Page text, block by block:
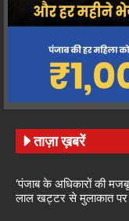
ताज़ा ख़बरें
‘पंजाब के अधिकारों की
लाल खट्टर से मुलाकात पर